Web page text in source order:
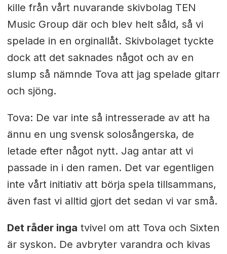
kille från vårt nuvarande skivbolag TEN
Music Group där och blev helt såld, så vi
spelade in en orginallåt. Skivbolaget tyckte
dock att det saknades något och av en
slump så nämnde Tova att jag spelade gitarr
och sjöng.
Tova: De var inte så intresserade av att ha
ännu en ung svensk solosångerska, de
letade efter något nytt. Jag antar att vi
passade in i den ramen. Det var egentligen
inte vårt initiativ att börja spela tillsammans,
även fast vi alltid gjort det sedan vi var små.
Det råder inga tvivel om att Tova och Sixten
är syskon. De avbryter varandra och kivas